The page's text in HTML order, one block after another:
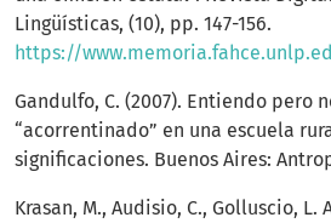
Lingüísticas, (10), pp. 147-156.
https://www.memoria.fahce.unlp.edu.ar/
Gandulfo, C. (2007). Entiendo pero
“acorrentinado” en una escuela
significaciones. Buenos Aires:
Krasan, M., Audisio, C., Golluscio, L.